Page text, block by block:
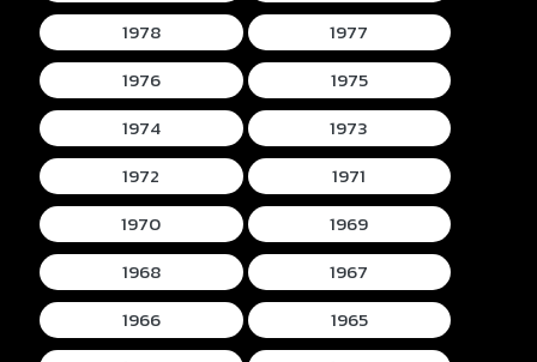
1978
1977
1976
1975
1974
1973
1972
1971
1970
1969
1968
1967
1966
1965